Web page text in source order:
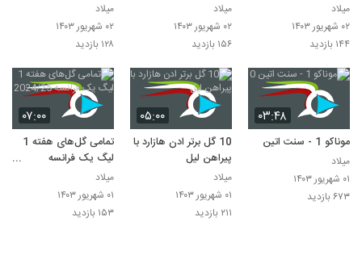
میلاد
۰۲ شهریور ۱۴۰۳
۱۴۴ بازدید
میلاد
۰۲ شهریور ۱۴۰۳
۱۵۶ بازدید
میلاد
۰۲ شهریور ۱۴۰۳
۱۲۸ بازدید
۰۳:۴۸
موناکو 1 - سنت اتین 0
میلاد
۰۱ شهریور ۱۴۰۳
۶۷۳ بازدید
۰۵:۰۰
10 گل برتر ادن هازارد با
پیراهن لیل
میلاد
۰۱ شهریور ۱۴۰۳
۲۱۱ بازدید
۰۷:۰۰
تمامی گل‌های هفته 1
لیگ یک فرانسه
2024/25
میلاد
۰۱ شهریور ۱۴۰۳
۱۵۳ بازدید